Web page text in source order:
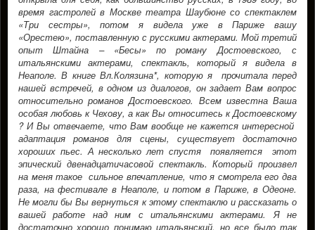
время гастролей в Москве театра Шаубюне со спектаклем
«Три сестры», потом я видела уже в Париже вашу
«Орестею», поставленную с русскими актерами. Мой третий
опыт Штайна – «Бесы» по роману Достоевского, с
итальянскими актерами, спектакль, который я видела в
Неаполе. В книге Вл.Колязина*, которую я прочитала перед
нашей встречей, в одном из диалогов, он задает Вам вопрос
относительно романов Достоевского. Всем известна Ваша
особая любовь к Чехову, а как Вы относитесь к Достоевскому
? И Вы отвечаете, что Вам вообще не кажется интересной
адаптация романов для сцены, существует достаточно
хороших пьес. А несколько лет спустя появляется этот
эпический двенадцатичасовой спектакль. Который произвел
на меня такое сильное впечатление, что я смотрела его два
раза, на фестивале в Неаполе, и потом в Париже, в Одеоне.
Не могли бы Вы вернуться к этому спектаклю и рассказать о
вашей работе над ним с итальянскими актерами. Я не
достаточно хорошо понимаю итальянский, но все было так